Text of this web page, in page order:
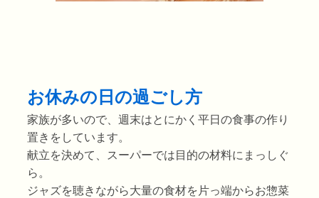
お休みの日の過ごし方
家族が多いので、週末はとにかく平日の食事の作り
置きをしています。
献立を決めて、スーパーでは目的の材料にまっしぐ
ら。
ジャズを聴きながら大量の食材を片っ端からお惣菜